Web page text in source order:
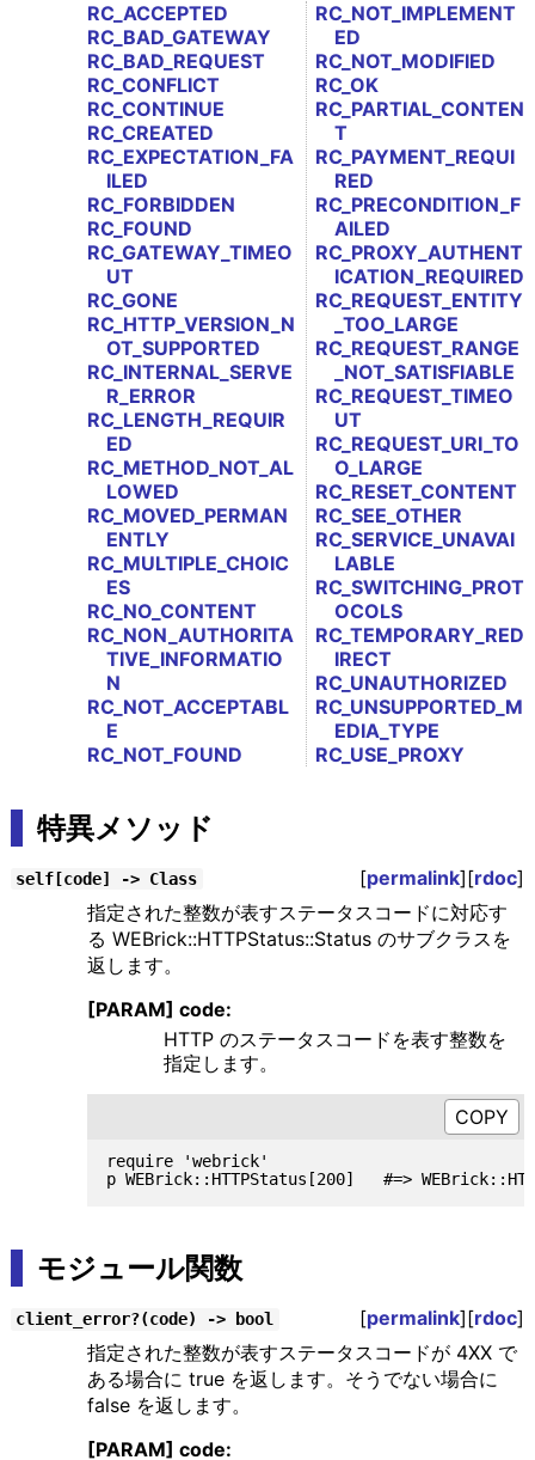
RC_ACCEPTED
RC_BAD_GATEWAY
RC_BAD_REQUEST
RC_CONFLICT
RC_CONTINUE
RC_CREATED
RC_EXPECTATION_FA
ILED
RC_FORBIDDEN
RC_FOUND
RC_GATEWAY_TIMEO
UT
RC_GONE
RC_HTTP_VERSION_N
OT_SUPPORTED
RC_INTERNAL_SERVE
R_ERROR
RC_LENGTH_REQUIR
ED
RC_METHOD_NOT_AL
LOWED
RC_MOVED_PERMAN
ENTLY
RC_MULTIPLE_CHOIC
ES
RC_NO_CONTENT
RC_NON_AUTHORITA
TIVE_INFORMATIO
N
RC_NOT_ACCEPTABL
E
RC_NOT_FOUND
RC_NOT_IMPLEMENT
ED
RC_NOT_MODIFIED
RC_OK
RC_PARTIAL_CONTEN
T
RC_PAYMENT_REQUI
RED
RC_PRECONDITION_F
AILED
RC_PROXY_AUTHENT
ICATION_REQUIRED
RC_REQUEST_ENTITY
_TOO_LARGE
RC_REQUEST_RANGE
_NOT_SATISFIABLE
RC_REQUEST_TIMEO
UT
RC_REQUEST_URI_TO
O_LARGE
RC_RESET_CONTENT
RC_SEE_OTHER
RC_SERVICE_UNAVAI
LABLE
RC_SWITCHING_PROT
OCOLS
RC_TEMPORARY_RED
IRECT
RC_UNAUTHORIZED
RC_UNSUPPORTED_M
EDIA_TYPE
RC_USE_PROXY
特異メソッド
self[code] -> Class [permalink][rdoc]
指定された整数が表すステータスコードに対応す
る WEBrick::HTTPStatus::Status のサブクラスを
返します。
[PARAM] code:
HTTP のステータスコードを表す整数を
指定します。
require 'webrick'
モジュール関数
client_error?(code) -> bool [permalink][rdoc]
指定された整数が表すステータスコードが 4XX で
ある場合に true を返します。そうでない場合に
false を返します。
[PARAM] code: